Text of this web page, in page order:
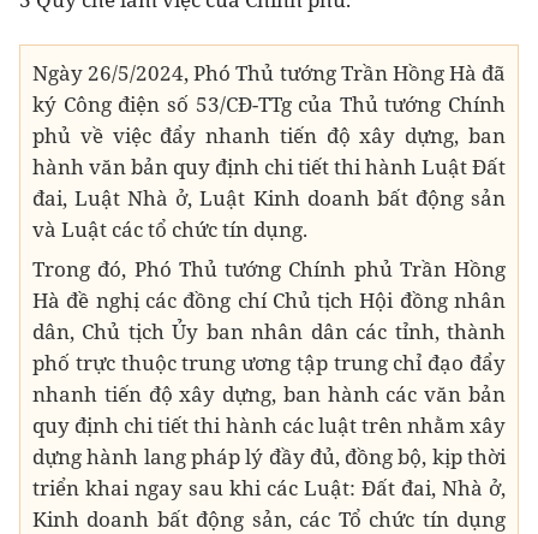
Ngày 26/5/2024, Phó Thủ tướng Trần Hồng Hà đã
ký Công điện số 53/CĐ-TTg của Thủ tướng Chính
phủ về việc đẩy nhanh tiến độ xây dựng, ban
hành văn bản quy định chi tiết thi hành Luật Đất
đai, Luật Nhà ở, Luật Kinh doanh bất động sản
và Luật các tổ chức tín dụng.
Trong đó, Phó Thủ tướng Chính phủ Trần Hồng
Hà đề nghị các đồng chí Chủ tịch Hội đồng nhân
dân, Chủ tịch Ủy ban nhân dân các tỉnh, thành
phố trực thuộc trung ương tập trung chỉ đạo đẩy
nhanh tiến độ xây dựng, ban hành các văn bản
quy định chi tiết thi hành các luật trên nhằm xây
dựng hành lang pháp lý đầy đủ, đồng bộ, kịp thời
triển khai ngay sau khi các Luật: Đất đai, Nhà ở,
Kinh doanh bất động sản, các Tổ chức tín dụng